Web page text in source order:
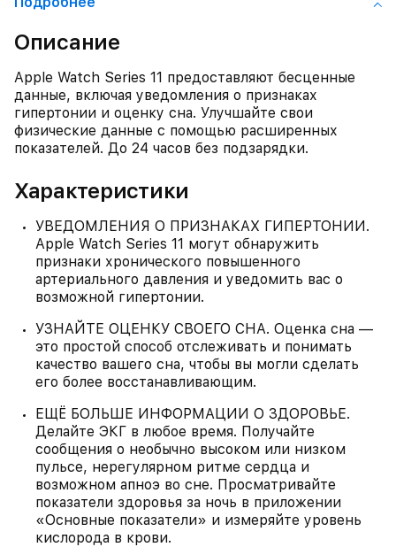
Описание
Apple Watch Series 11 предоставляют бесценные
данные, включая уведомления о признаках
гипертонии и оценку сна. Улучшайте свои
физические данные с помощью расширенных
показателей. До 24 часов без подзарядки.
Характеристики
УВЕДОМЛЕНИЯ О ПРИЗНАКАХ ГИПЕРТОНИИ.
Apple Watch Series 11 могут обнаружить
признаки хронического повышенного
артериального давления и уведомить вас о
возможной гипертонии.
УЗНАЙТЕ ОЦЕНКУ СВОЕГО СНА. Оценка сна —
это простой способ отслеживать и понимать
качество вашего сна, чтобы вы могли сделать
его более восстанавливающим.
ЕЩЁ БОЛЬШЕ ИНФОРМАЦИИ О ЗДОРОВЬЕ.
Делайте ЭКГ в любое время. Получайте
сообщения о необычно высоком или низком
пульсе, нерегулярном ритме сердца и
возможном апноэ во сне. Просматривайте
показатели здоровья за ночь в приложении
«Основные показатели» и измеряйте уровень
кислорода в крови.